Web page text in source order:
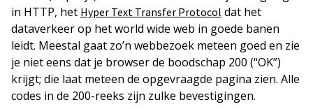
in HTTP, het Hyper Text Transfer Protocol dat het
dataverkeer op het world wide web in goede banen
leidt. Meestal gaat zo’n webbezoek meteen goed en zie
je niet eens dat je browser de boodschap 200 (“OK”)
krijgt; die laat meteen de opgevraagde pagina zien. Alle
codes in de 200-reeks zijn zulke bevestigingen.